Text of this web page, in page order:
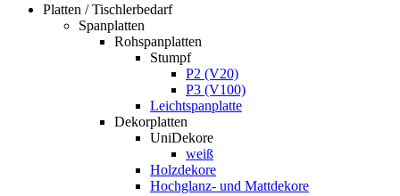
Platten / Tischlerbedarf
Spanplatten
Rohspanplatten
Stumpf
P2 (V20)
P3 (V100)
Leichtspanplatte
Dekorplatten
UniDekore
weiß
Holzdekore
Hochglanz- und Mattdekore